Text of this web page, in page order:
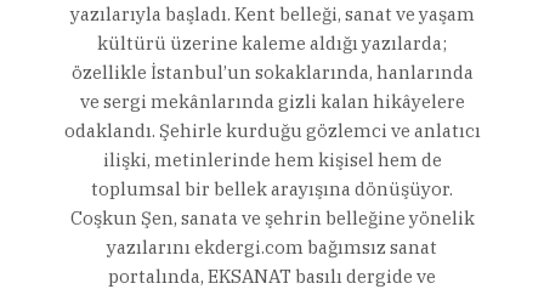
yazılarıyla başladı. Kent belleği, sanat ve yaşam
kültürü üzerine kaleme aldığı yazılarda;
özellikle İstanbul’un sokaklarında, hanlarında
ve sergi mekânlarında gizli kalan hikâyelere
odaklandı. Şehirle kurduğu gözlemci ve anlatıcı
ilişki, metinlerinde hem kişisel hem de
toplumsal bir bellek arayışına dönüşüyor.
Coşkun Şen, sanata ve şehrin belleğine yönelik
yazılarını ekdergi.com bağımsız sanat
portalında, EKSANAT basılı dergide ve